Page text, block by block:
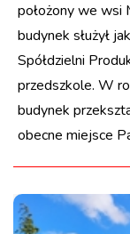
położony we wsi
budynek służył
Spółdzielni
przedszkole. W
budynek
obecne miejsce